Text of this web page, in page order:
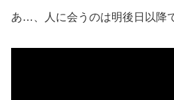
あ…、人に会うのは明後日以降